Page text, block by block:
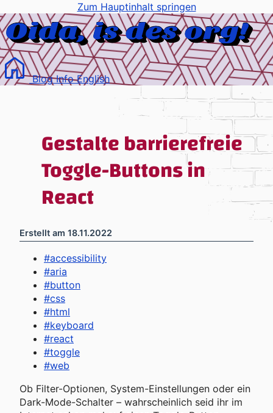
Zum Hauptinhalt springen
BlogInfoEnglish
Gestalte barrierefreie
Toggle-Buttons in
React
Erstellt am 18.11.2022
#accessibility
#aria
#button
#css
#html
#keyboard
#react
#toggle
#web
Ob Filter-Optionen, System-Einstellungen oder ein
Dark-Mode-Schalter – wahrscheinlich seid ihr im